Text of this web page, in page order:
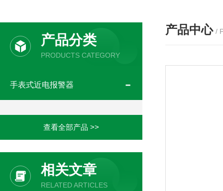
产品分类
PRODUCTS CATEGORY
手表式近电报警器
查看全部产品 >>
相关文章
RELATED ARTICLES
产品中心 /